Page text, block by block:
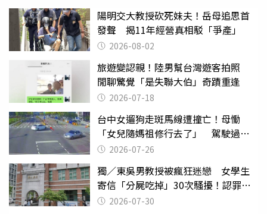
陽明交大教授砍死妹夫！岳母追思首
發聲 揭11年經營真相駁「爭產」
2026-08-02
旅遊變認親！陸男幫台灣遊客拍照
閒聊驚覺「是失聯大伯」奇蹟重逢
2026-07-18
台中女遛狗走斑馬線遭撞亡！母慟
「女兒隨媽祖修行去了」 駕駛過失
致死判9月
2026-07-26
獨／東吳男教授被瘋狂迷戀 女學生
寄信「分屍吃掉」30次騷擾！認罪免
關 2026-07-30